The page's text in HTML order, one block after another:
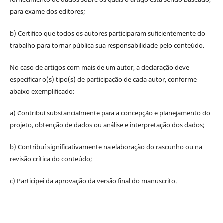
para exame dos editores;
b) Certifico que todos os autores participaram suficientemente do
trabalho para tornar pública sua responsabilidade pelo conteúdo.
No caso de artigos com mais de um autor, a declaração deve
especificar o(s) tipo(s) de participação de cada autor, conforme
abaixo exemplificado:
a) Contribuí substancialmente para a concepção e planejamento do
projeto, obtenção de dados ou análise e interpretação dos dados;
b) Contribuí significativamente na elaboração do rascunho ou na
revisão crítica do conteúdo;
c) Participei da aprovação da versão final do manuscrito.